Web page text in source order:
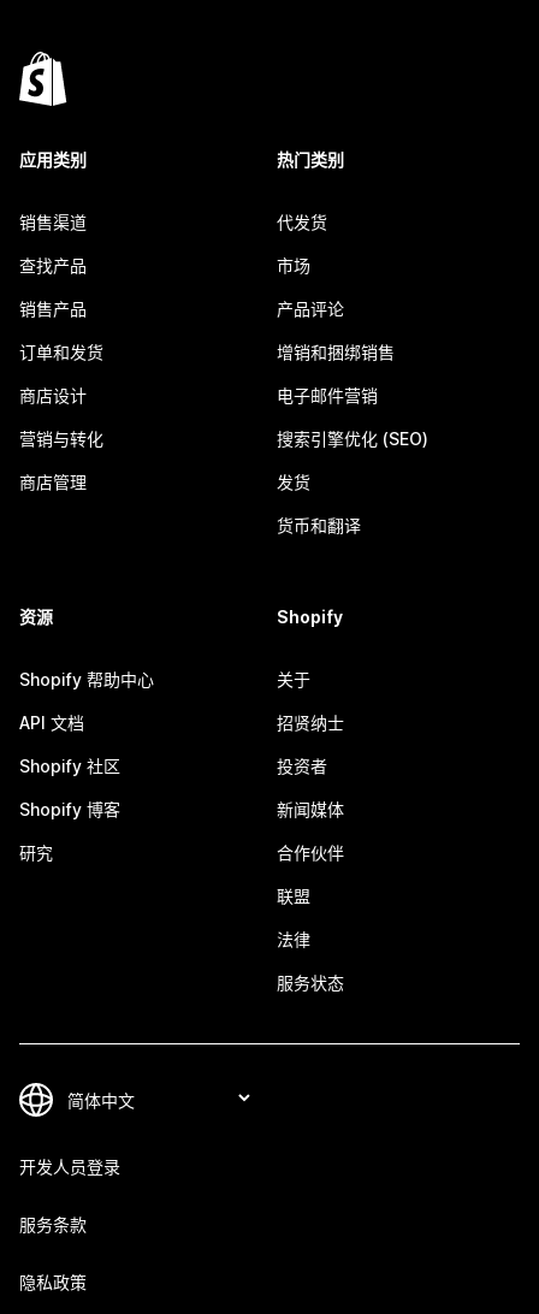
应用类别
销售渠道
查找产品
销售产品
订单和发货
商店设计
营销与转化
商店管理
热门类别
代发货
市场
产品评论
增销和捆绑销售
电子邮件营销
搜索引擎优化 (SEO)
发货
货币和翻译
资源
Shopify 帮助中心
API 文档
Shopify 社区
Shopify 博客
研究
Shopify
关于
招贤纳士
投资者
新闻媒体
合作伙伴
联盟
法律
服务状态
开发人员登录
服务条款
隐私政策